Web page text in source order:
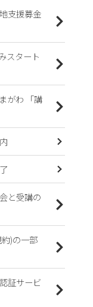
支援募金
スタート
がわ 「講
と受講の
)の一部
証サービ